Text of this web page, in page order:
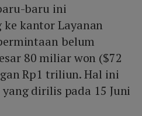
baru ini
kantor Layanan
belum
80 miliar won ($72
Rp1 triliun. Hal ini
dirilis pada 15 Juni